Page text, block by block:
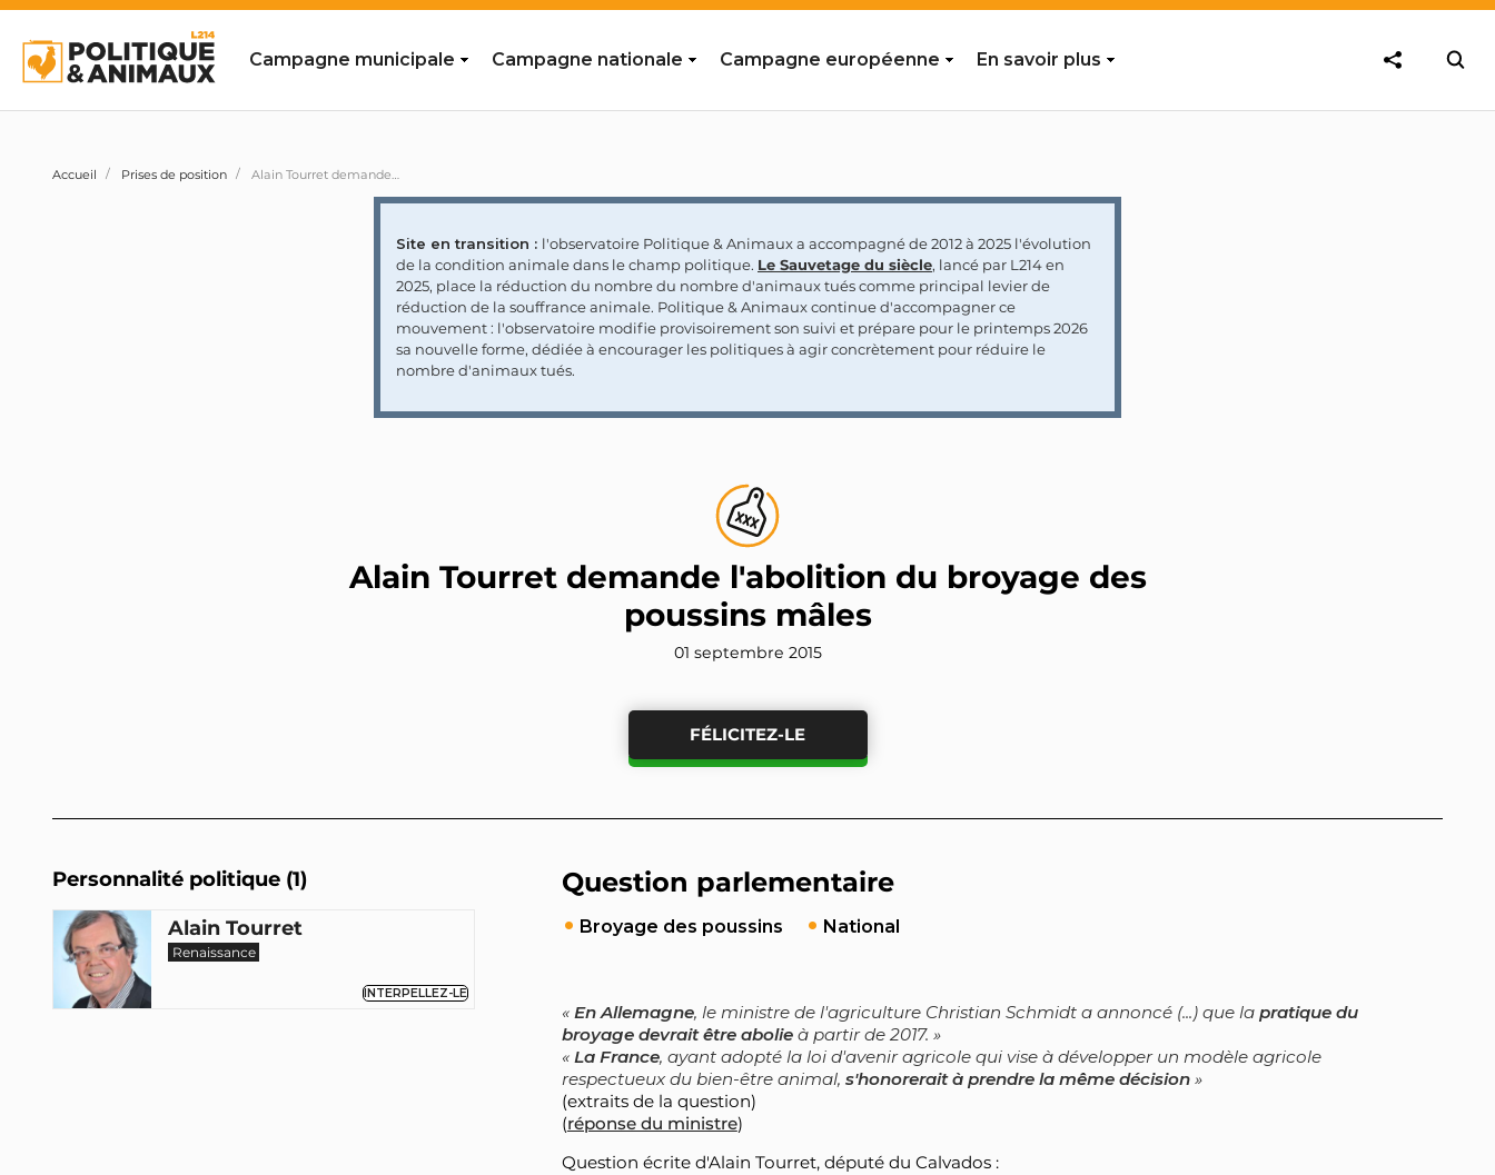
Campagne municipale Campagne nationale Campagne européenne En savoir plus
Accueil Prises de position Alain Tourret demande l'abolition du broyage des poussins mâles
Site en transition : l'observatoire Politique & Animaux a accompagné de 2012 à 2025 l'évolution
de la condition animale dans le champ politique. Le Sauvetage du siècle, lancé par L214 en
2025, place la réduction du nombre du nombre d'animaux tués comme principal levier de
réduction de la souffrance animale. Politique & Animaux continue d'accompagner ce
mouvement : l'observatoire modifie provisoirement son suivi et prépare pour le printemps 2026
sa nouvelle forme, dédiée à encourager les politiques à agir concrètement pour réduire le
nombre d'animaux tués.
Alain Tourret demande l'abolition du broyage des
poussins mâles
01 septembre 2015
FÉLICITEZ-LE
Personnalité politique (1)
Alain Tourret
Renaissance
INTERPELLEZ-LE
Question parlementaire
Broyage des poussins National
En Allemagne, le ministre de l'agriculture Christian Schmidt a annoncé (...) que la pratique du
broyage devrait être abolieà partir de 2017.
La France, ayant adopté la loi d'avenir agricole qui vise à développer un modèle agricole
respectueux du bien-être animal, s'honorerait à prendre la même décision
(extraits de la question)
(réponse du ministre)
Question écrite d'Alain Tourret, député du Calvados :